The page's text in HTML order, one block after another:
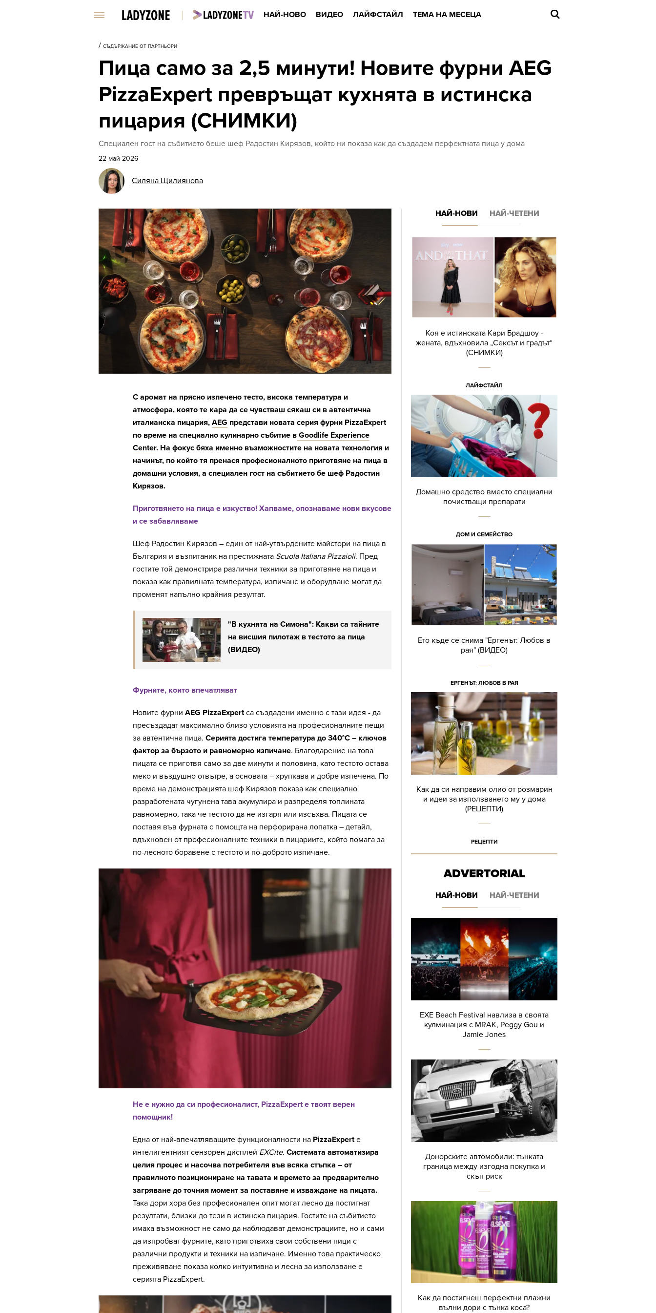
НАЙ-НОВО ВИДЕО ЛАЙФСТАЙЛ ТЕМА НА МЕСЕЦА
/ СЪДЪРЖАНИЕ ОТ ПАРТНЬОРИ
Пица само за 2,5 минути! Новите фурни AEG
PizzaExpert превръщат кухнята в истинска
пицария (СНИМКИ)
Специален гост на събитието беше шеф Радостин Кирязов, който ни показа как да създадем перфектната пица у дома
22 май 2026
Силяна Щилиянова
С аромат на прясно изпечено тесто, висока температура и
атмосфера, която те кара да се чувстваш сякаш си в автентична
италианска пицария, AEG представи новата серия фурни PizzaExpert
по време на специално кулинарно събитие в Goodlife Experience
Center. На фокус бяха именно възможностите на новата технология и
начинът, по който тя пренася професионалното приготвяне на пица в
домашни условия, а специален гост на събитието бе шеф Радостин
Кирязов.
Приготвянето на пица е изкуство! Хапваме, опознаваме нови вкусове
и се забавляваме
Шеф Радостин Кирязов – един от най-утвърдените майстори на пица в
България и възпитаник на престижната Scuola Italiana Pizzaioli. Пред
гостите той демонстрира различни техники за приготвяне на пица и
показа как правилната температура, изпичане и оборудване могат да
променят напълно крайния резултат.
"В кухнята на Симона": Какви са тайните
на висшия пилотаж в тестото за пица
(ВИДЕО)
Фурните, които впечатляват
Новите фурни AEG PizzaExpertса създадени именно с тази идея - да
пресъздадат максимално близо условията на професионалните пещи
за автентична пица. Серията достига температура до 340°C – ключов
фактор за бързото и равномерно изпичане. Благодарение на това
пицата се приготвя само за две минути и половина, като тестото остава
меко и въздушно отвътре, а основата – хрупкава и добре изпечена. По
време на демонстрацията шеф Кирязов показа как специално
разработената чугунена тава акумулира и разпределя топлината
равномерно, така че тестото да не изгаря или изсъхва. Пицата се
поставя във фурната с помощта на перфорирана лопатка – детайл,
вдъхновен от професионалните техники в пицариите, който помага за
по-лесното боравене с тестото и по-доброто изпичане.
Не е нужно да си професионалист, PizzaExpert e твоят верен
помощник!
Една от най-впечатляващите функционалности на PizzaExpertе
интелигентният сензорен дисплей EXCite. Системата автоматизира
целия процес и насочва потребителя във всяка стъпка – от
правилното позициониране на тавата и времето за предварително
загряване до точния момент за поставяне и изваждане на пицата.
Така дори хора без професионален опит могат лесно да постигнат
резултати, близки до тези в истинска пицария. Гостите на събитието
имаха възможност не само да наблюдават демонстрациите, но и сами
да изпробват фурните, като приготвиха свои собствени пици с
различни продукти и техники на изпичане. Именно това практическо
преживяване показа колко интуитивна и лесна за използване е
серията PizzaExpert.
НАЙ-НОВИ НАЙ-ЧЕТЕНИ
Коя е истинската Кари Брадшоу -
жената, вдъхновила „Сексът и градът“
(СНИМКИ)
ЛАЙФСТАЙЛ
Домашно средство вместо специални
почистващи препарати
ДОМ И СЕМЕЙСТВО
Ето къде се снима "Ергенът: Любов в
рая" (ВИДЕО)
ЕРГЕНЪТ: ЛЮБОВ В РАЯ
Как да си направим олио от розмарин
и идеи за използването му у дома
(РЕЦЕПТИ)
РЕЦЕПТИ
ADVERTORIAL
НАЙ-НОВИ НАЙ-ЧЕТЕНИ
EXE Beach Festival навлиза в своята
кулминация с MRAK, Peggy Gou и
Jamie Jones
Донорските автомобили: тънката
граница между изгодна покупка и
скъп риск
Как да постигнеш перфектни плажни
вълни дори с тънка коса?